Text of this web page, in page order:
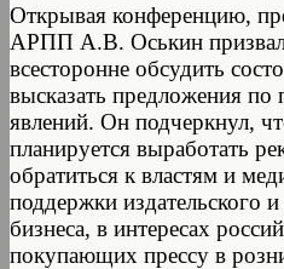
Открывая конференцию,
АРПП А.В. Оськин призвал
всесторонне обсудить
высказать предложения по
явлений. Он подчеркнул,
планируется выработать
обратиться к властям и
поддержки издательского
бизнеса, в интересах
покупающих прессу в